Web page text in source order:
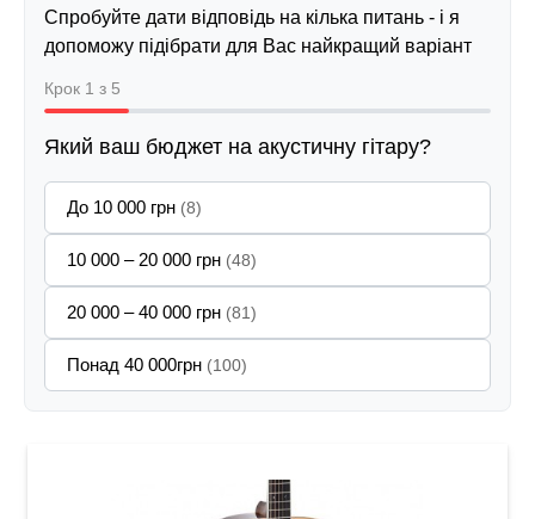
Спробуйте дати відповідь на кілька питань - і я
допоможу підібрати для Вас найкращий варіант
Крок 1 з 5
Який ваш бюджет на акустичну гітару?
До 10 000 грн (8)
10 000 – 20 000 грн (48)
20 000 – 40 000 грн (81)
Понад 40 000грн (100)